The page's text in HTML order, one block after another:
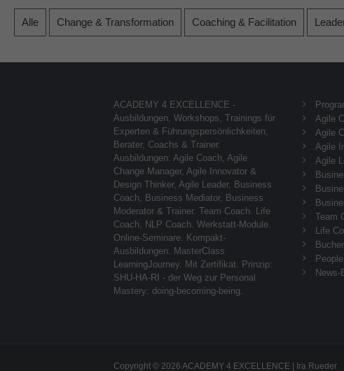
Alle Change & Transformation Coaching & Facilitation
ACADEMY 4 EXCELLENCE -
Ausbildungen, Workshops, Trainings für
Experten & Führungspersönlichkeiten,
Berater, Coachs & Trainer.
Ausbildungen: Agile Coach, Agile
Change Manager, Agile Innovator &
Design Thinker, Agile Leader, Business
Coach, Business Mediator, Business
Moderator & Trainer. Team Coach. Life
Coach, NLP Coach. Werkstatt-Module.
Online-Seminare. Kompakt-
Ausbildungen. MasterClass
LearningJourney. Mit Zertifikat. Prinzip:
SHU-HA-RI - der Weg zur Personal
Mastery: doing-becoming-being.
Agile
Agile
Agile
Agile
Team
Life
News-
Copyright © 2026 ACADEMY 4 EXCELLENCE | Ira Rueder